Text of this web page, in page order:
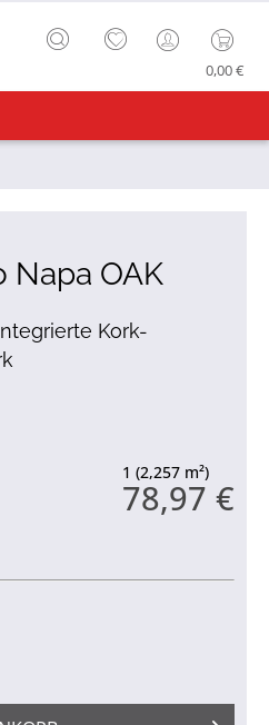
0,00 €
Napa OAK
Kork-
1 (2,257 m²)
78,97 €